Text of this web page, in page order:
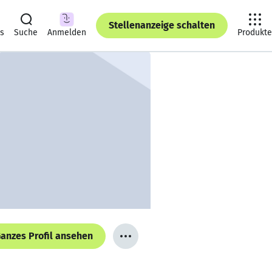
Suche Anmelden
Stellenanzeige schalten
Produkte
Profil ansehen